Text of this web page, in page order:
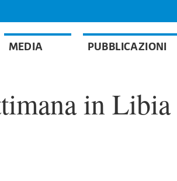
MEDIA PUBBLICAZIONI
in Libia